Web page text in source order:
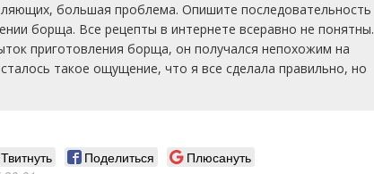
большая проблема. Опишите последовательность
борща. Все рецепты в интернете всеравно не понятны.
приготовления борща, он получался непохожим на
такое ощущение, что я все сделала правильно, но
Твитнуть Поделиться
Плюсануть